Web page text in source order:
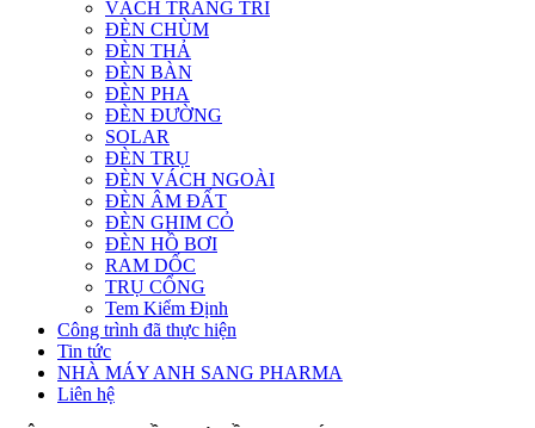
VÁCH TRANG TRÍ
ĐÈN CHÙM
ĐÈN THẢ
ĐÈN BÀN
ĐÈN PHA
ĐÈN ĐƯỜNG
SOLAR
ĐÈN TRỤ
ĐÈN VÁCH NGOÀI
ĐÈN ÂM ĐẤT
ĐÈN GHIM CỎ
ĐÈN HỒ BƠI
RAM DỐC
TRỤ CỔNG
Tem Kiểm Định
Công trình đã thực hiện
Tin tức
NHÀ MÁY ANH SANG PHARMA
Liên hệ